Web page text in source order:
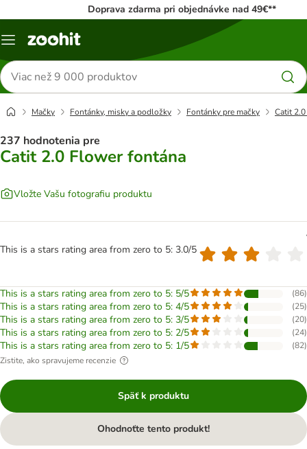
Doprava zdarma pri objednávke nad 49€**
Kategórie
Hľadať
produkty
Mačky Fontánky, misky a podložky Fontánky pre mačky Catit
237 hodnotenia pre
Catit 2.0 Flower fontána
Vložte Vašu fotografiu produktu
This is a stars rating area from zero to 5: 3.0/5
This is a stars rating area from zero to 5: 5/5 (86)
This is a stars rating area from zero to 5: 4/5 (25)
This is a stars rating area from zero to 5: 3/5 (20)
This is a stars rating area from zero to 5: 2/5 (24)
This is a stars rating area from zero to 5: 1/5 (82)
Zistite, ako spravujeme recenzie
Späť k produktu
Ohodnoťte tento produkt!